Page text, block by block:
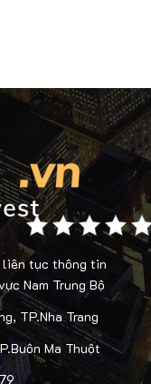
liên tục thông tin
Nam Trung Bộ
TP.Nha Trang
Ma Thuột